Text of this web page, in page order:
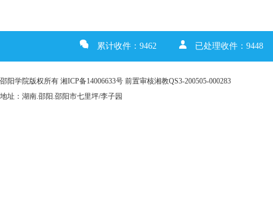
累计收件：9462 已处理收件：9448
邵阳学院版权所有 湘ICP备14006633号 前置审核湘教QS3-200505-000283
地址：湖南.邵阳.邵阳市七里坪/李子园